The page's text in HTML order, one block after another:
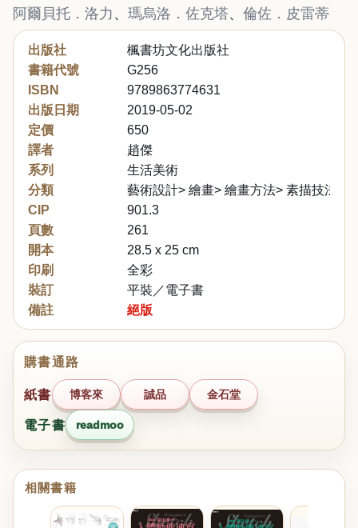
阿爾貝托．洛力 、 瑪烏洛．佐克塔、 倫佐．皮雷蒂
出版社
楓書坊文化出版社
書籍代號
G256
ISBN
9789863774631
出版日期
2019-05-02
定價
650
譯者
趙傑
系列
生活美術
分類
藝術設計> 繪畫> 繪畫方法> 素描技法
CIP
901.3
頁數
261
開本
28.5 x 25 cm
印刷
全彩
裝訂
平裝／電子書
備註
絕版
購書通路
紙書 博客來 誠品 金石堂
電子書 readmoo
相關書籍